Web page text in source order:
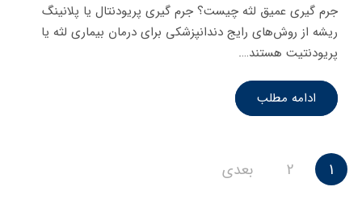
جرم گیری عمیق لثه چیست؟ جرم گیری پریودنتال یا پلانینگ
ریشه از روش‌های رایج دندانپزشکی برای درمان بیماری لثه یا
پریودنتیت هستند….
ادامه مطلب
صفحه‌بندی
1
2 بعدی